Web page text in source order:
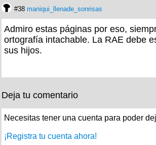
#38 maniqui_llenade_sonrisas
Admiro estas páginas por eso,
ortografía intachable. La RAE debe
sus hijos.
Deja tu comentario
Necesitas tener una cuenta para poder
¡Registra tu cuenta ahora!